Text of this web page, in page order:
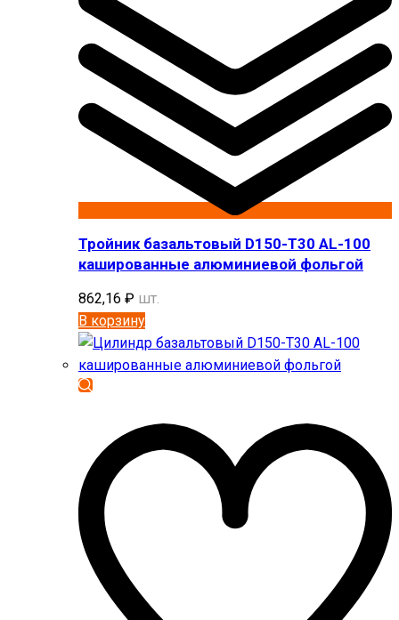
Тройник базальтовый D150-T30 AL-100
кашированные алюминиевой фольгой
862,16 ₽ шт.
В корзину